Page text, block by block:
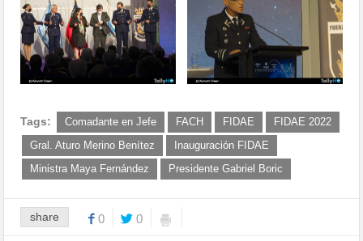
Tags: Comadante en Jefe FACH FIDAE
FIDAE 2022
Gral. Aturo Merino Benítez
Inauguración FIDAE
Ministra Maya Fernández
Presidente Gabriel Boric
share 0 0